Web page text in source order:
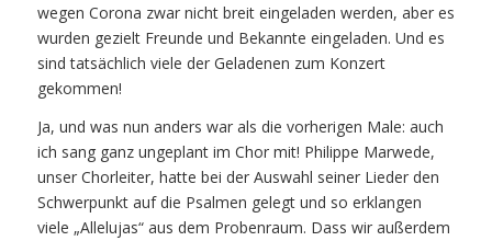
wegen Corona zwar nicht breit eingeladen werden, aber es
wurden gezielt Freunde und Bekannte eingeladen. Und es
sind tatsächlich viele der Geladenen zum Konzert
gekommen!
Ja, und was nun anders war als die vorherigen Male: auch
ich sang ganz ungeplant im Chor mit! Philippe Marwede,
unser Chorleiter, hatte bei der Auswahl seiner Lieder den
Schwerpunkt auf die Psalmen gelegt und so erklangen
viele „Allelujas“ aus dem Probenraum. Dass wir außerdem